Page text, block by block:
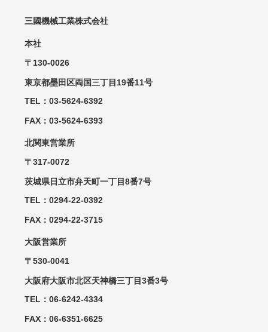
三國機械工業株式会社
本社
〒130-0026
東京都墨田区両国三丁目19番11号
TEL：03-5624-6392
FAX：03-5624-6393
北関東営業所
〒317-0072
茨城県日立市弁天町一丁目8番7号
TEL：0294-22-0392
FAX：0294-22-3715
大阪営業所
〒530-0041
大阪府大阪市北区天神橋三丁目3番3号
TEL：06-6242-4334
FAX：06-6351-6625